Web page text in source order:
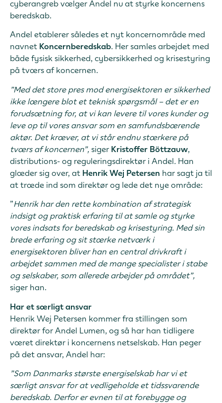
cyberangreb vælger Andel nu at styrke koncernens
beredskab.
Andel etablerer således et nyt koncernområde med
navnet Koncernberedskab. Her samles arbejdet med
både fysisk sikkerhed, cybersikkerhed og krisestyring
på tværs af koncernen.
”Med det store pres mod energisektoren er sikkerhed
ikke længere blot et teknisk spørgsmål – det er en
forudsætning for, at vi kan levere til vores kunder og
leve op til vores ansvar som en samfundsbærende
aktør. Det kræver, at vi står endnu stærkere på
tværs af koncernen”, siger Kristoffer Böttzauw,
distributions- og reguleringsdirektør i Andel. Han
glæder sig over, at Henrik Wej Petersen har sagt ja til
at træde ind som direktør og lede det nye område:
”Henrik har den rette kombination af strategisk
indsigt og praktisk erfaring til at samle og styrke
vores indsats for beredskab og krisestyring. Med sin
brede erfaring og sit stærke netværk i
energisektoren bliver han en central drivkraft i
arbejdet sammen med de mange specialister i stabe
og selskaber, som allerede arbejder på området”,
siger han.
Har et særligt ansvar
Henrik Wej Petersen kommer fra stillingen som
direktør for Andel Lumen, og så har han tidligere
været direktør i koncernens netselskab. Han peger
på det ansvar, Andel har:
”Som Danmarks største energiselskab har vi et
særligt ansvar for at vedligeholde et tidssvarende
beredskab. Derfor er evnen til at forebygge og